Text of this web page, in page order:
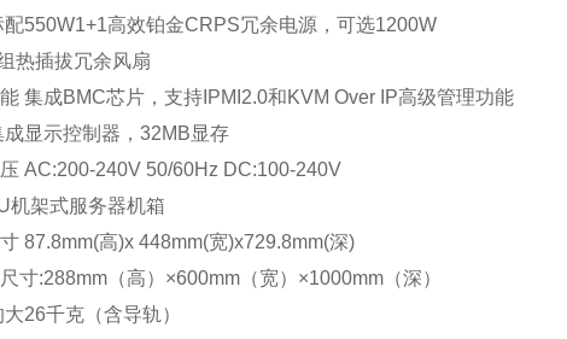
高效铂金CRPS冗余电源，可选1200W
插拔冗余风扇
成BMC芯片，支持IPMI2.0和KVM Over IP高级管理功能
示控制器，32MB显存
240V 50/60Hz DC:100-240V
架式服务器机箱
高)x 448mm(宽)x729.8mm(深)
:288mm（高）×600mm（宽）×1000mm（深）
千克（含导轨）